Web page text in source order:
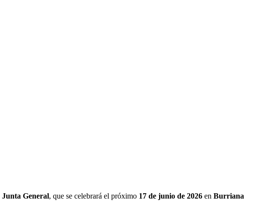
Junta General, que se celebrará el próximo 17 de junio de 2026 en Burriana